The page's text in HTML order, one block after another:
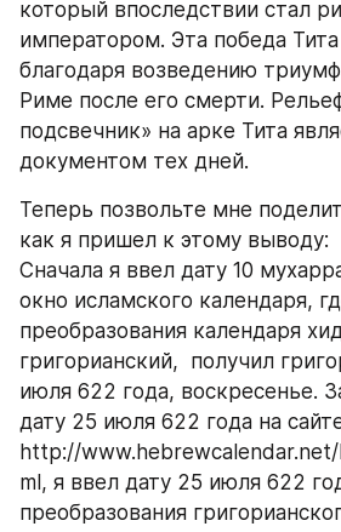
который впоследствии стал
императором. Эта победа
благодаря возведению
Риме после его смерти.
подсвечник» на арке Тита
документом тех дней.
Теперь позвольте мне
как я пришел к этому выводу:
Сначала я ввел дату 10
окно исламского календаря,
преобразования календаря
григорианский,  получил
июля 622 года, воскресенье.
дату 25 июля 622 года на
http://
ml, я ввел дату 25 июля 622
преобразования